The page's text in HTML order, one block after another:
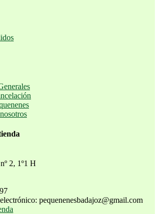
2, 1º1 H
pequenenesbadajoz@gmail.com